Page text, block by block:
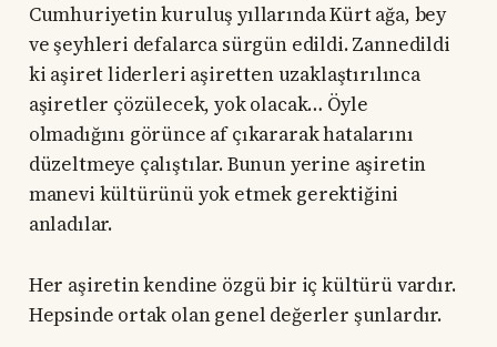
Cumhuriyetin kuruluş yıllarında Kürt ağa, bey
ve şeyhleri defalarca sürgün edildi. Zannedildi
ki aşiret liderleri aşiretten uzaklaştırılınca
aşiretler çözülecek, yok olacak… Öyle
olmadığını görünce af çıkararak hatalarını
düzeltmeye çalıştılar. Bunun yerine aşiretin
manevi kültürünü yok etmek gerektiğini
anladılar.
Her aşiretin kendine özgü bir iç kültürü vardır.
Hepsinde ortak olan genel değerler şunlardır.